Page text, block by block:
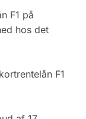
F1 på
hos det
F1